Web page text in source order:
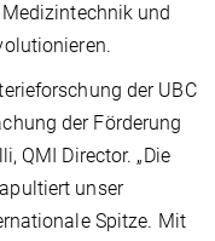
und
der UBC
der Förderung
QMI Director. „Die
unser
Spitze. Mit